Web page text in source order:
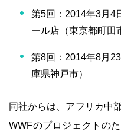
第5回：2014年3月4
ール店（東京都町田
第8回：2014年8月
庫県神戸市）
同社からは、アフリカ中
WWFのプロジェクトの